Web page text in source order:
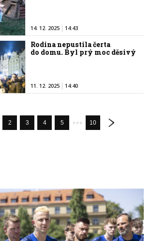
14. 12. 2025 14:43
Rodina nepustila čerta
do domu. Byl prý moc děsivý
11. 12. 2025 14:40
2 3 4 5 10